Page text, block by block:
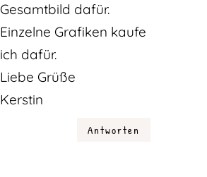
Gesamtbild dafür.
Einzelne Grafiken kaufe
ich dafür.
Liebe Grüße
Kerstin
Antworten